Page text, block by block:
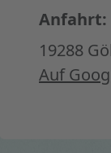
Anfahrt:
19288
Auf